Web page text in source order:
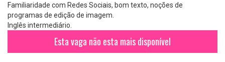
Familiaridade com Redes Sociais, bom texto, noções de
programas de edição de imagem.
Inglês intermediário.
Esta vaga não esta mais disponível